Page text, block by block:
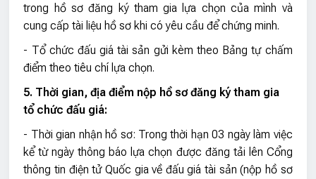
trong hồ sơ đăng ký tham gia lựa chọn của mình và
cung cấp tài liệu hồ sơ khi có yêu cầu để chứng minh.
- Tổ chức đấu giá tài sản gửi kèm theo Bảng tự chấm
điểm theo tiêu chí lựa chọn.
5. Thời gian, địa điểm nộp hồ sơ đăng ký tham gia
tổ chức đấu giá:
- Thời gian nhận hồ sơ: Trong thời hạn 03 ngày làm việc
kể từ ngày thông báo lựa chọn được đăng tải lên Cổng
thông tin điện tử Quốc gia về đấu giá tài sản (nộp hồ sơ